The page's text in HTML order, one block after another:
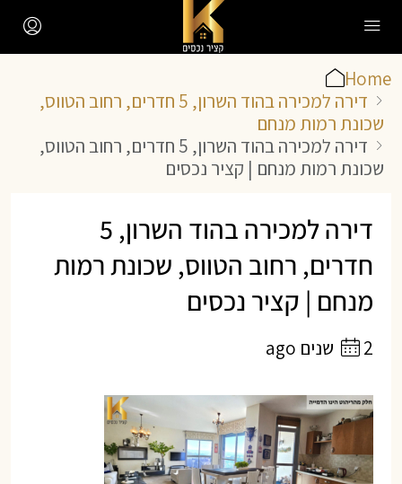
Home
דירה למכירה בהוד השרון, 5 חדרים, רחוב הטווס,
שכונת רמות מנחם
דירה למכירה בהוד השרון, 5 חדרים, רחוב הטווס,
שכונת רמות מנחם | קציר נכסים
דירה למכירה בהוד השרון, 5
חדרים, רחוב הטווס, שכונת רמות
מנחם | קציר נכסים
2 שנים ago